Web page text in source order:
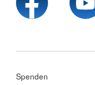
Spenden